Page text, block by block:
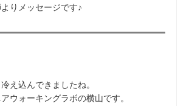
りメッセージです♪
え込んできましたね。
ウォーキングラボの横山です。